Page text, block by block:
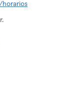
horarios